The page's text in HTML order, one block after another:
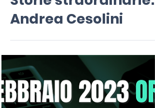
16 feb 2023 Tempo di lettura: 1 min